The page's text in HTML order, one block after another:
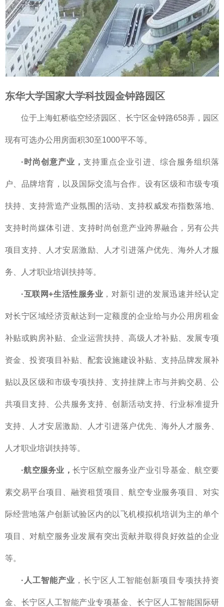
东华大学国家大学科技园金钟路园区
位于上海虹桥临空经济园区、长宁区金钟路658弄，园区
现有可选办公用房面积30至1000平不等。
·时尚创意产业， 支持重点企业引进、综合服务组织落
户、品牌培育，以及国际交流与合作。设有区级和市级专项
扶持、支持营造产业氛围的活动、支持权威发布指数落地、
支持时尚媒体引进、支持时尚创意产业跨界融合，另有公共
项目支持、人才安居激励、人才引进落户优先、海外人才服
务、人才职业培训扶持等。
·互联网+生活性服务业 ，对新引进的发展迅速并经认定
对长宁区域经济贡献达到一定额度的企业给与办公用房租金
补贴或购房补贴、企业运营扶持、高级人才补贴、发展专项
资金、投资项目补贴、配套设施建设补贴、支持品牌发展补
贴以及区级和市级专项扶持、支持挂牌上市与并购交易、公
共项目支持、公共服务支持、创新活动支持、行业标准提升
支持、人才安居激励、人才引进落户优先、海外人才服务、
人才职业培训扶持等。
·航空服务业，长宁区航空服务业产业引导基金、航空要
素交易平台项目、融资租赁项目、航空专业服务项目、对实
际经营地落户创新试验区内的以飞机模拟机培训为主的单个
项目、对航空服务业发展有突出贡献并取得良好效益的企业
等。
·人工智能产业 ，长宁区人工智能创新项目专项扶持资
金、长宁区人工智能产业专项基金、长宁区人工智能国际研